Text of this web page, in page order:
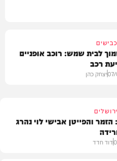
לבית שמש: רוכב אופניים
רכב
יצחק כהן
והפייטן אבישי לוי נהרג
דוד חדד